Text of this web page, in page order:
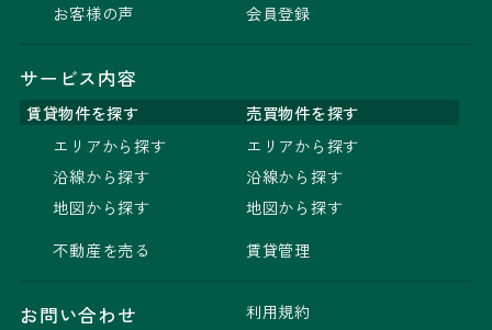
お客様の声
会員登録
サービス内容
賃貸物件を探す
売買物件を探す
エリアから探す
沿線から探す
地図から探す
不動産を売る
エリアから探す
沿線から探す
地図から探す
賃貸管理
お問い合わせ 利用規約